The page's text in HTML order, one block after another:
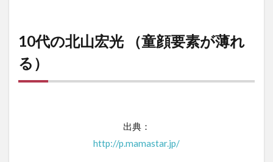
10代の北山宏光 （童顔要素が薄れ
る）
出典：
http://p.mamastar.jp/